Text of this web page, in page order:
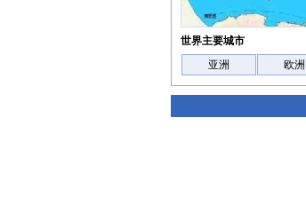
世界主要城市
亚洲
欧洲